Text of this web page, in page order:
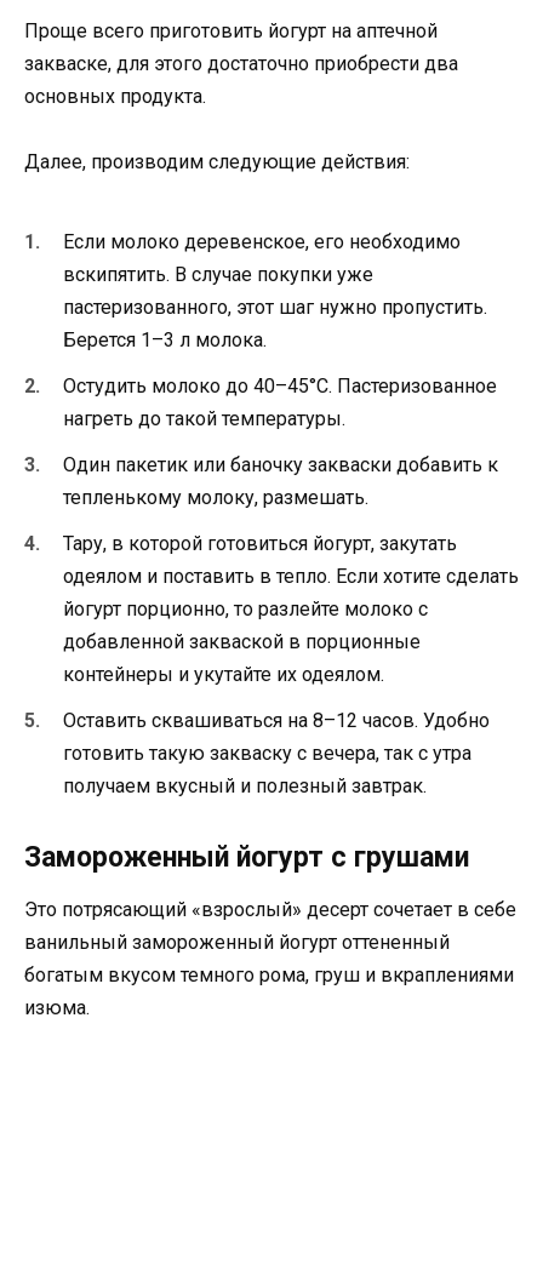
Проще всего приготовить йогурт на аптечной
закваске, для этого достаточно приобрести два
основных продукта.
Далее, производим следующие действия:
Если молоко деревенское, его необходимо
вскипятить. В случае покупки уже
пастеризованного, этот шаг нужно пропустить.
Берется 1–3 л молока.
Остудить молоко до 40–45°С. Пастеризованное
нагреть до такой температуры.
Один пакетик или баночку закваски добавить к
тепленькому молоку, размешать.
Тару, в которой готовиться йогурт, закутать
одеялом и поставить в тепло. Если хотите сделать
йогурт порционно, то разлейте молоко с
добавленной закваской в порционные
контейнеры и укутайте их одеялом.
Оставить сквашиваться на 8–12 часов. Удобно
готовить такую закваску с вечера, так с утра
получаем вкусный и полезный завтрак.
Замороженный йогурт с грушами
Это потрясающий «взрослый» десерт сочетает в себе
ванильный замороженный йогурт оттененный
богатым вкусом темного рома, груш и вкраплениями
изюма.